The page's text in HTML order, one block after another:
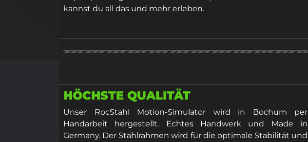
kannst du all das und mehr erleben.
HÖCHSTE QUALITÄT
Unser RocStahl Motion-Simulator wird in Bochum per
Handarbeit hergestellt. Echtes Handwerk und Made in
Germany. Der Stahlrahmen wird für die optimale Stabilität und